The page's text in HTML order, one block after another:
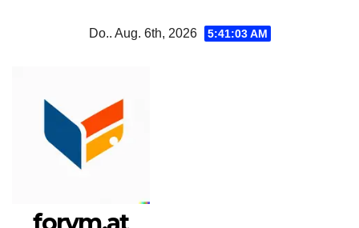
Do.. Aug. 6th, 2026 5:41:04 AM